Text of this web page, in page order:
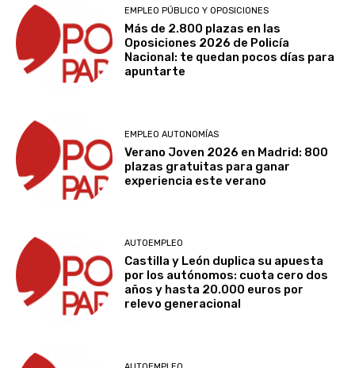
EMPLEO PÚBLICO Y OPOSICIONES
Más de 2.800 plazas en las
Oposiciones 2026 de Policía
Nacional: te quedan pocos días para
apuntarte
EMPLEO AUTONOMÍAS
Verano Joven 2026 en Madrid: 800
plazas gratuitas para ganar
experiencia este verano
AUTOEMPLEO
Castilla y León duplica su apuesta
por los autónomos: cuota cero dos
años y hasta 20.000 euros por
relevo generacional